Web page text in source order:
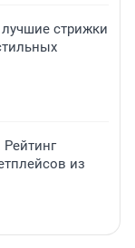
стрижки
из